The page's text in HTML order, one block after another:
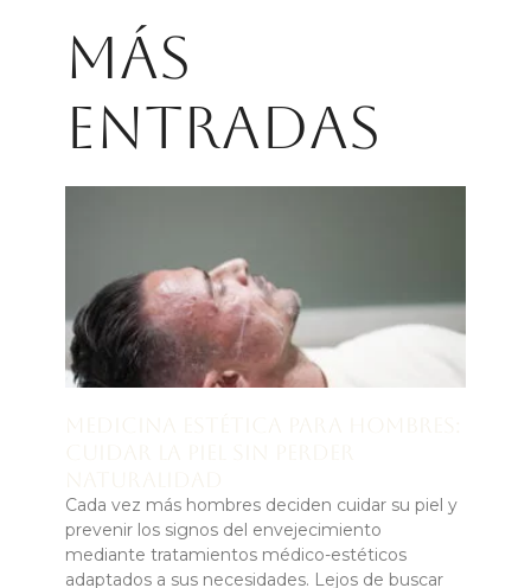
Más
entradas
Cada vez más hombres deciden cuidar su piel y
prevenir los signos del envejecimiento
mediante tratamientos médico-estéticos
adaptados a sus necesidades. Lejos de buscar